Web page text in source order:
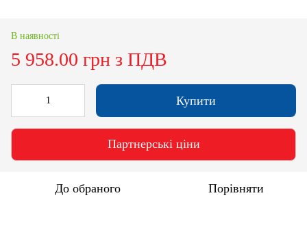
В наявності
5 958.00 грн з ПДВ
Купити
Партнерські ціни
До обраного Порівняти